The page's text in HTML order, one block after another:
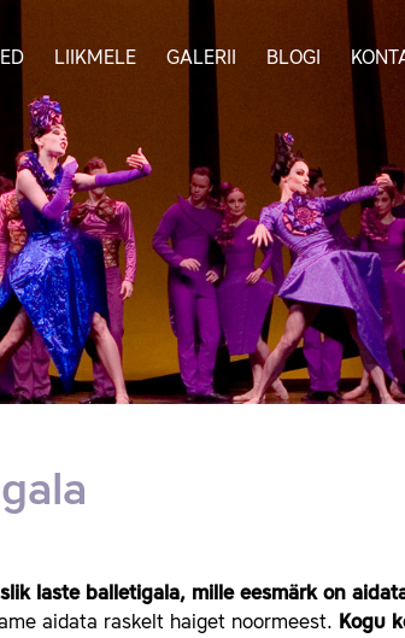
LIIKMELE GALERII BLOGI
laste balletigala, mille eesmärk on
aidata raskelt haiget noormeest. Kogu